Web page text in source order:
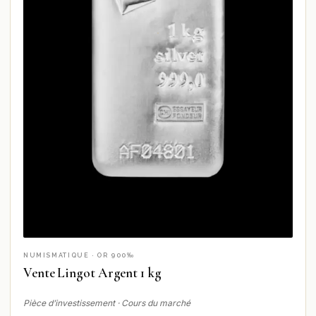
NUMISMATIQUE · OR 900‰
Vente Lingot Argent 1 kg
Pièce d’investissement · Cours du marché